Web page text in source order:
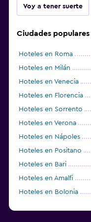
Voy a tener suerte
Ciudades
Hoteles en Roma
Hoteles en Milán
Hoteles en Venecia
Hoteles en Florencia
Hoteles en Sorrento
Hoteles en Verona
Hoteles en Nápoles
Hoteles en Positano
Hoteles en Bari
Hoteles en Amalfi
Hoteles en Bolonia